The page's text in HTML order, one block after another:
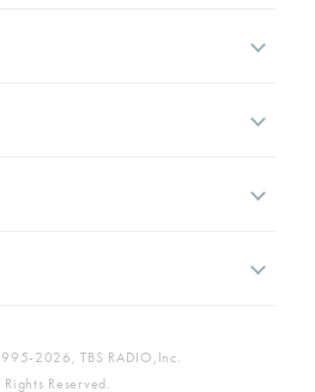
2026, TBS RADIO,Inc.
Reserved.